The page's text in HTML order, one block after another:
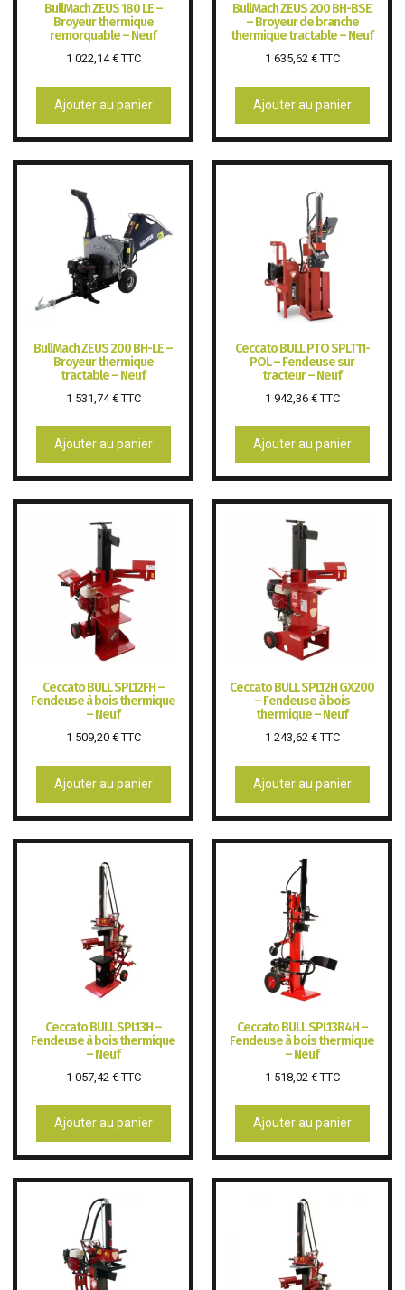
BullMach ZEUS 180 LE –
Broyeur thermique
remorquable – Neuf
1 022,14€TTC
Ajouter au panier
BullMach ZEUS 200 BH-BSE
– Broyeur de branche
thermique tractable – Neuf
1 635,62 €TTC
Ajouter au panier
BullMach ZEUS 200 BH-LE –
Broyeur thermique
tractable – Neuf
1 531,74€TTC
Ajouter au panier
Ceccato BULL PTO SPLT11-
POL – Fendeuse sur
tracteur – Neuf
1 942,36 €TTC
Ajouter au panier
Ceccato BULL SPL12FH –
Fendeuse à bois thermique
– Neuf
1 509,20 €TTC
Ajouter au panier
Ceccato BULL SPL12H GX200
– Fendeuse à bois
thermique – Neuf
1 243,62 €TTC
Ajouter au panier
Ceccato BULL SPL13H –
Fendeuse à bois thermique
– Neuf
1 057,42 €TTC
Ajouter au panier
Ceccato BULL SPL13R4H –
Fendeuse à bois thermique
– Neuf
1 518,02 €TTC
Ajouter au panier